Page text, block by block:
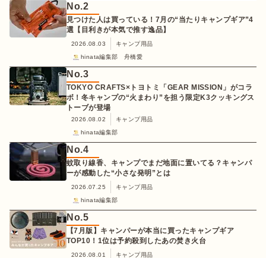
No.2
見つけた人は買っている！7月の“当たりキャンプギア”4
選【目利きが本気で推す逸品】
2026.08.03
キャンプ用品
hinata編集部 舟橋愛
No.3
TOKYO CRAFTS×トヨトミ「GEAR MISSION」がコラ
ボ！冬キャンプの“火まわり”を担う限定K3クッキングス
トーブが登場
2026.08.02
キャンプ用品
hinata編集部
No.4
蚊取り線香、キャンプでまだ地面に置いてる？キャンパ
ーが感動した“小さな発明”とは
2026.07.25
キャンプ用品
hinata編集部
No.5
【7月版】キャンパーが本当に買ったキャンプギア
TOP10！1位は予約殺到したあの焚き火台
2026.08.01
キャンプ用品